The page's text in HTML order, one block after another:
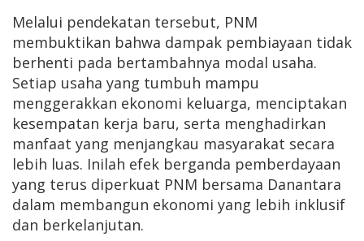
Melalui pendekatan tersebut, PNM
membuktikan bahwa dampak pembiayaan tidak
berhenti pada bertambahnya modal usaha.
Setiap usaha yang tumbuh mampu
menggerakkan ekonomi keluarga, menciptakan
kesempatan kerja baru, serta menghadirkan
manfaat yang menjangkau masyarakat secara
lebih luas. Inilah efek berganda pemberdayaan
yang terus diperkuat PNM bersama Danantara
dalam membangun ekonomi yang lebih inklusif
dan berkelanjutan.